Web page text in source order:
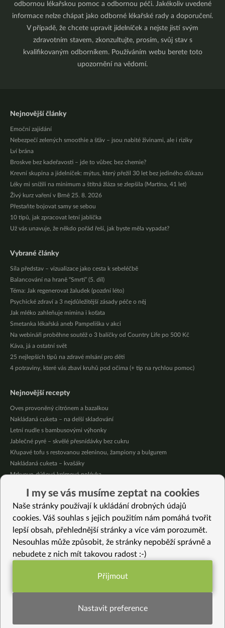
odbornou lékařskou pomoc a odbornou péči. Jakékoliv uvedené
informace nelze chápat jako odborné lékařské rady a doporučení.
V případě, že chcete upravit jídelníček a nejste jistí svým
zdravotním stavem, zkonzultujte, prosím, svůj stav s
kvalifikovaným odborníkem. Používáním webu berete toto
upozornění na vědomí.
Nejnovější články
Emoční zajídání
Nebezpečí zelených smoothie a šťáv – jsou nabité živinami, ale i riziky
Lví brána
Broskve bez kadeřavosti – jde to vůbec bez chemie?
Krevní skupina a jídelníček: mýtus, který přežil 30 let bez jediného důkazu
Léky mi snížili na minimum a štítná žláza se zlepšila (Martina, 41 let)
Živý kurz vaření v Brně 25. 8. 2026
Přestaňte bojovat samy se sebou
10 tipů, jak zpracovat letní jablíčka
Už vás unavuje, že někdo pořád řeší, jak byste měla vypadat?
Vybrané články
Síla představ – vizualizace jako cesta k sebeléčbě
Balancování na hraně “Smrti” (5. díl)
Téma: Jak regenerovat žaludek (pozdní léto)
Psychické zdraví a 3 nejdůležitější zásady péče o něj
Jak mléko zahleňuje mimina i koťata
Smetanka lékařská aneb Pampeliška v akci
Na webináři proběhne soutěž o 3 balíčky od Country Life po 500 Kč
Káva, já a ostatní svět
25 nejlepších tipů na zdravé mlsání pro děti
4 potraviny, které vás zbaví kruhů pod očima (+ tip na rychlou pomoc)
Nejnovější recepty
Oves provoněný citrónem a bazalkou
Nakládaná cuketa – na delší skladování
Letní nudle s bambusovými výhonky
Jablečné pyré – skvělé přesnídávky bez cukru
Křupavé tofu s restovanou zeleninou, žampiony a bulgurem
Nakládaná cuketa – kvašáky
Mrkvovo-dýňová krémová polévka
Osvěžující čaj s citronovými bylinkami
Nepečený jablečný dort s rybízem
Vybrané recepty
Vydatná polévka z vloček, mrkve a kapusty
Slavnostní “bramborový” salát bez brambor, vajec a majonézy
Zimní Kung Pao (vegan)
Indická cibulová Kulcha
I my se vás musíme zeptat na cookies
Naše stránky používají k ukládání drobných údajů
cookies. Váš souhlas s jejich použitím nám pomáhá tvořit
lepší obsah, přehlednější stránky a více vám porozumět.
Nesouhlas může způsobit, že stránky nepoběží správně a
nebudete z nich mít takovou radost :-)
Funkční nastavení potřebujeme (vždy
Přijmout
Nastavit preference